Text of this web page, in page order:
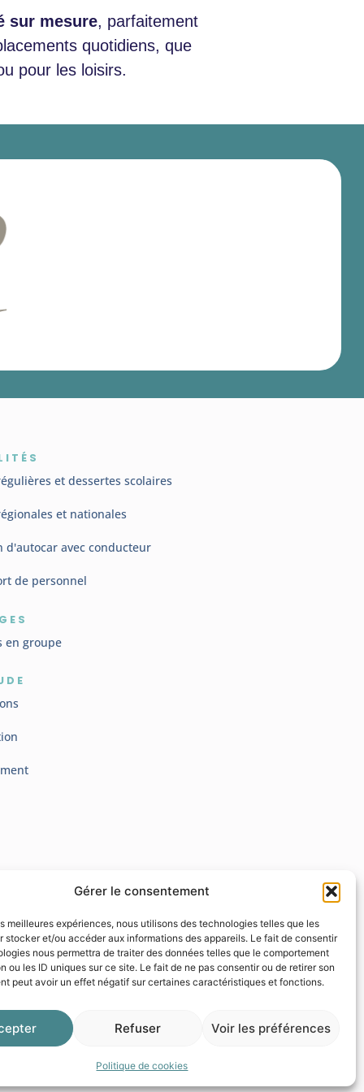
Gérer le consentement
meilleures expériences, nous utilisons des technologies telles que les
stocker et/ou accéder aux informations des appareils. Le fait de consentir
nous permettra de traiter des données telles que le comportement
ou les ID uniques sur ce site. Le fait de ne pas consentir ou de retirer son
peut avoir un effet négatif sur certaines caractéristiques et fonctions.
Refuser Voir les préférences
Politique de cookies
sur mesure, parfaitement
quotidiens, que
pour les loisirs.
et dessertes scolaires
et nationales
d'autocar avec conducteur
de personnel
en groupe